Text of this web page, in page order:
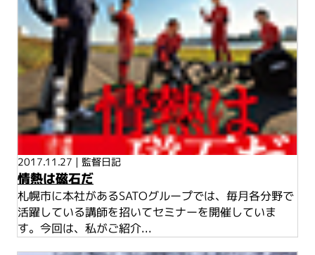
2017.11.27 | 監督日記
情熱は磁石だ
札幌市に本社があるSATOグループでは、毎月各分野で
活躍している講師を招いてセミナーを開催していま
す。今回は、私がご紹介...